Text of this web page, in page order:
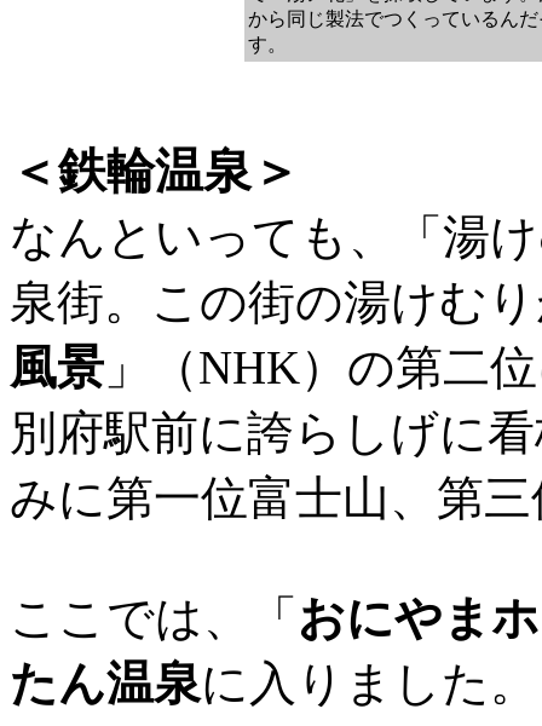
から同じ製法でつくっているん
す。
＜鉄輪温泉＞
なんといっても、「湯
泉街。この街の湯けむ
風景 」（NHK）の第二
別府駅前に誇らしげに
みに第一位富士山、第
ここでは、「 おにやま
たん温泉に入りました。